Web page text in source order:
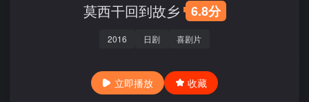
莫西干回到故乡 6.8分
2016 日剧 喜剧片
立即播放 收藏